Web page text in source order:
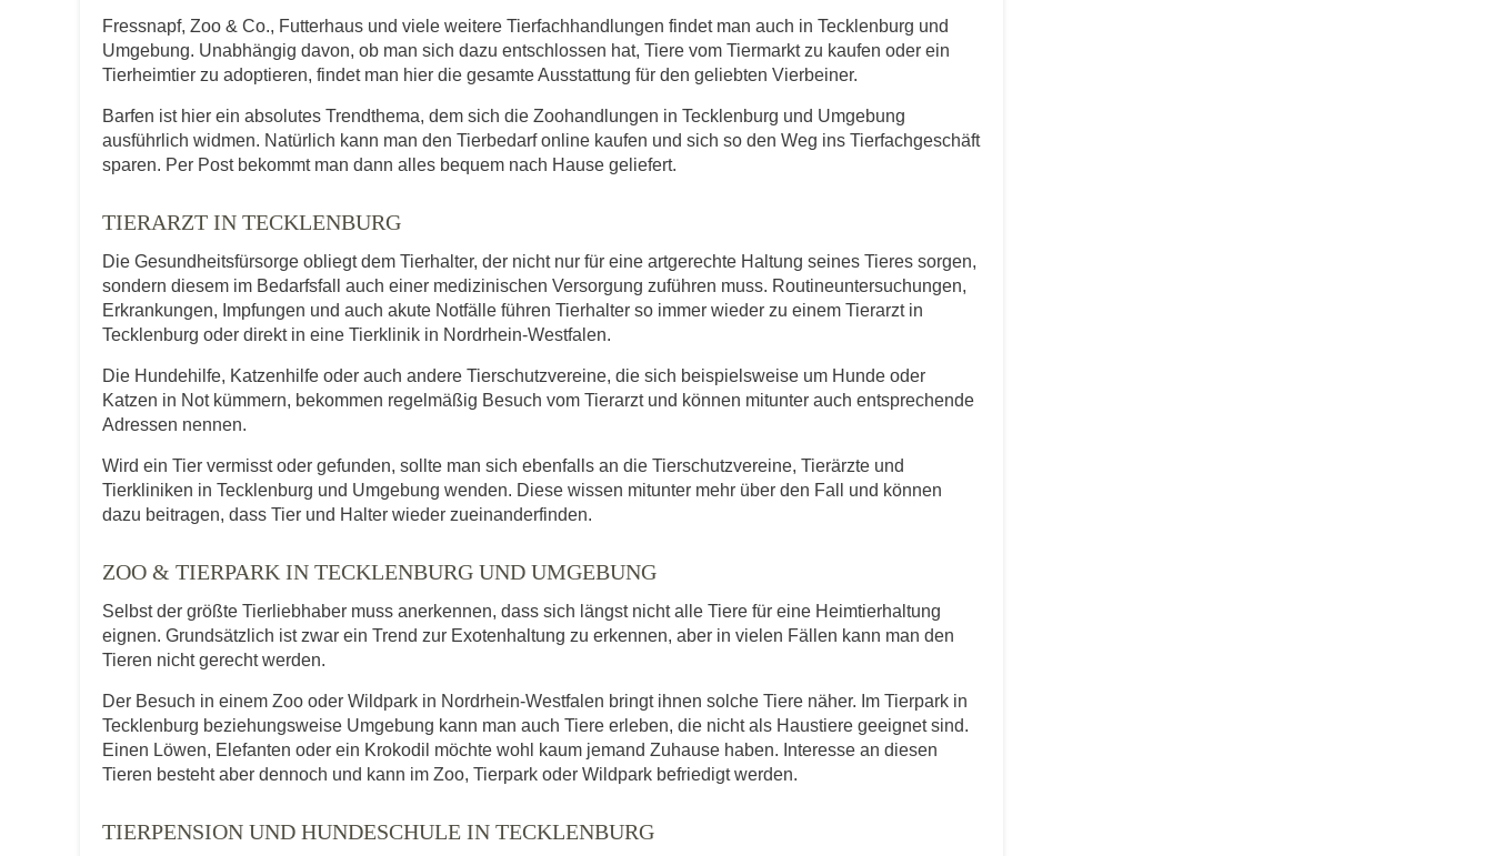
Mit Absenden der Daten akzeptiere ich dieDatenschutzbedinungen..
ABSENDEN
Fressnapf, Zoo & Co., Futterhaus und viele weitere Tierfachhandlungen findet man auch in Tecklenburg und
Umgebung. Unabhängig davon, ob man sich dazu entschlossen hat, Tiere vom Tiermarkt zu kaufen oder ein
Tierheimtier zu adoptieren, findet man hier die gesamte Ausstattung für den geliebten Vierbeiner.
Barfen ist hier ein absolutes Trendthema, dem sich die Zoohandlungen in Tecklenburg und Umgebung
ausführlich widmen. Natürlich kann man den Tierbedarf online kaufen und sich so den Weg ins Tierfachgeschäft
sparen. Per Post bekommt man dann alles bequem nach Hause geliefert.
TIERARZT IN TECKLENBURG
Die Gesundheitsfürsorge obliegt dem Tierhalter, der nicht nur für eine artgerechte Haltung seines Tieres sorgen,
sondern diesem im Bedarfsfall auch einer medizinischen Versorgung zuführen muss. Routineuntersuchungen,
Erkrankungen, Impfungen und auch akute Notfälle führen Tierhalter so immer wieder zu einem Tierarzt in
Tecklenburg oder direkt in eine Tierklinik in Nordrhein-Westfalen.
Die Hundehilfe, Katzenhilfe oder auch andere Tierschutzvereine, die sich beispielsweise um Hunde oder
Katzen in Not kümmern, bekommen regelmäßig Besuch vom Tierarzt und können mitunter auch entsprechende
Adressen nennen.
Wird ein Tier vermisst oder gefunden, sollte man sich ebenfalls an die Tierschutzvereine, Tierärzte und
Tierkliniken in Tecklenburg und Umgebung wenden. Diese wissen mitunter mehr über den Fall und können
dazu beitragen, dass Tier und Halter wieder zueinanderfinden.
ZOO & TIERPARK IN TECKLENBURG UND UMGEBUNG
Selbst der größte Tierliebhaber muss anerkennen, dass sich längst nicht alle Tiere für eine Heimtierhaltung
eignen. Grundsätzlich ist zwar ein Trend zur Exotenhaltung zu erkennen, aber in vielen Fällen kann man den
Tieren nicht gerecht werden.
Der Besuch in einem Zoo oder Wildpark in Nordrhein-Westfalen bringt ihnen solche Tiere näher. Im Tierpark in
Tecklenburg beziehungsweise Umgebung kann man auch Tiere erleben, die nicht als Haustiere geeignet sind.
Einen Löwen, Elefanten oder ein Krokodil möchte wohl kaum jemand Zuhause haben. Interesse an diesen
Tieren besteht aber dennoch und kann im Zoo, Tierpark oder Wildpark befriedigt werden.
TIERPENSION UND HUNDESCHULE IN TECKLENBURG